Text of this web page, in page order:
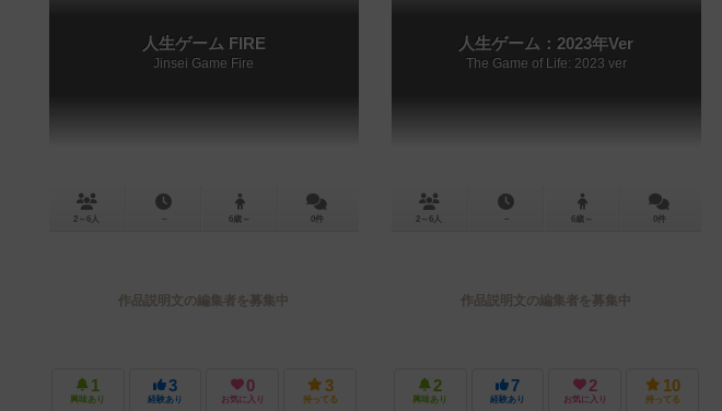
人生ゲーム FIRE
Jinsei Game Fire
2～6人 － 6歳～ 0件
作品説明文の編集者を募集中
1
興味あり
3
経験あり
0
お気に入り
3
持ってる
人生ゲーム：2023年Ver
The Game of Life: 2023 ver
2～6人 － 6歳～ 0件
作品説明文の編集者を募集中
2
興味あり
7
経験あり
2
お気に入り
10
持ってる